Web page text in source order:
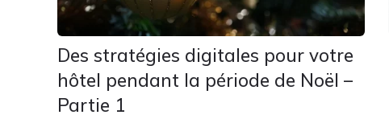
Des stratégies digitales pour votre
hôtel pendant la période de Noël –
Partie 1